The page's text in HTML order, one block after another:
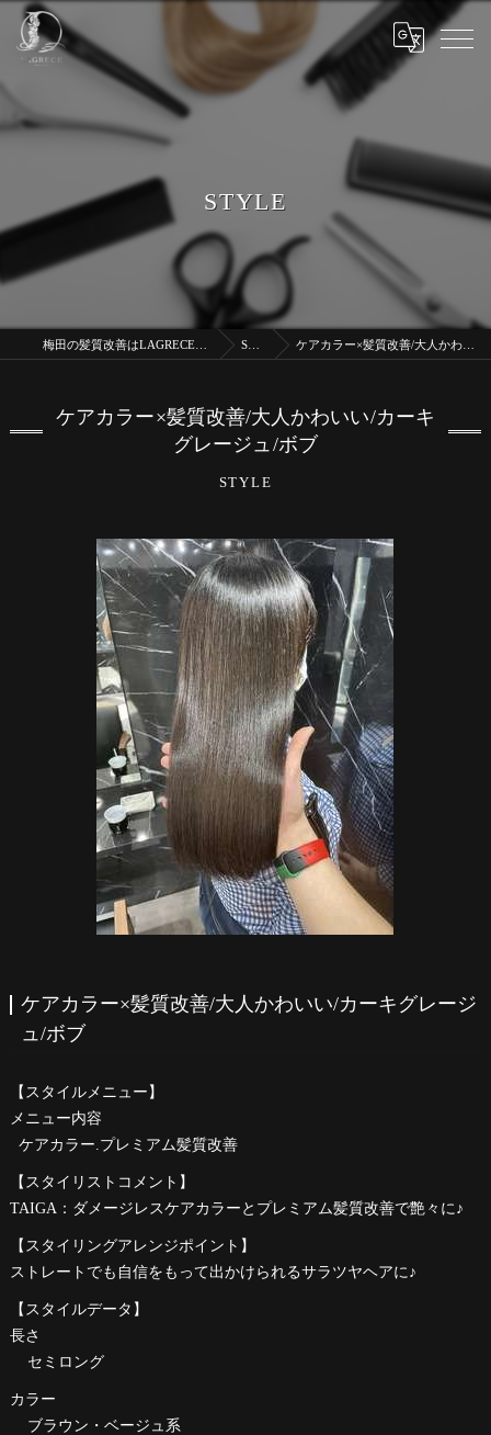
STYLE
梅田の髪質改善はLAGRECE大阪梅田店【髪質改善】 STYLE ケアカラー×髪質改善/大人かわいい/カーキグレージュ/ボブ
STYLE
ケアカラー×髪質改善/大人かわいい/カーキ
グレージュ/ボブ
ケアカラー×髪質改善/大人かわいい/カーキグレージ
ュ/ボブ
【スタイルメニュー】
メニュー内容
ケアカラー.プレミアム髪質改善
【スタイリストコメント】
TAIGA：ダメージレスケアカラーとプレミアム髪質改善で艶々に♪
【スタイリングアレンジポイント】
ストレートでも自信をもって出かけられるサラツヤヘアに♪
【スタイルデータ】
長さ
セミロング
カラー
ブラウン・ベージュ系